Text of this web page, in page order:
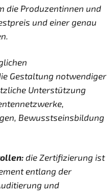
die Produzentinnen und
und einer genau
Gestaltung notwendiger
Unterstützung
Bewusstseinsbildung
die Zertifizierung ist
entlang der
und